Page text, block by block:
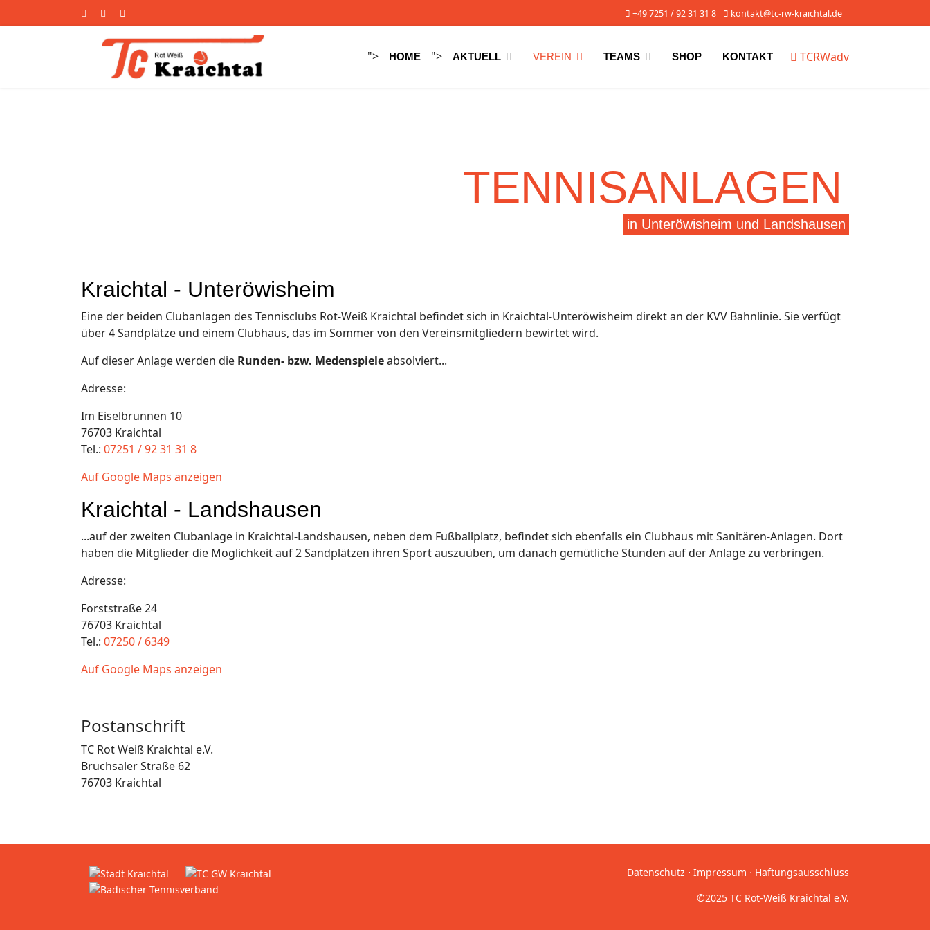
+49 7251 / 92 31 31 8 kontakt@tc-rw-kraichtal.de
"> HOME "> AKTUELL VEREIN TEAMS SHOP KONTAKT TCRWadv
TENNISANLAGEN
in Unteröwisheim und Landshausen
Kraichtal - Unteröwisheim
Eine der beiden Clubanlagen des Tennisclubs Rot-Weiß Kraichtal befindet sich in Kraichtal-Unteröwisheim direkt an der KVV Bahnlinie. Sie verfügt
über 4 Sandplätze und einem Clubhaus, das im Sommer von den Vereinsmitgliedern bewirtet wird.
Auf dieser Anlage werden die Runden- bzw. Medenspieleabsolviert...
Adresse:
Im Eiselbrunnen 10
76703 Kraichtal
Tel.: 07251 / 92 31 31 8
Auf Google Maps anzeigen
Kraichtal - Landshausen
...auf der zweiten Clubanlage in Kraichtal-Landshausen, neben dem Fußballplatz, befindet sich ebenfalls ein Clubhaus mit Sanitären-Anlagen. Dort
haben die Mitglieder die Möglichkeit auf 2 Sandplätzen ihren Sport auszuüben, um danach gemütliche Stunden auf der Anlage zu verbringen.
Adresse:
Forststraße 24
76703 Kraichtal
Tel.: 07250 / 6349
Auf Google Maps anzeigen
Postanschrift
TC Rot Weiß Kraichtal e.V.
Bruchsaler Straße 62
76703 Kraichtal
Datenschutz ⋅ Impressum ⋅ Haftungsausschluss
©2025 TC Rot-Weiß Kraichtal e.V.